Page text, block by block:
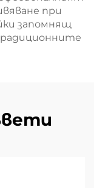
при
запомнящ